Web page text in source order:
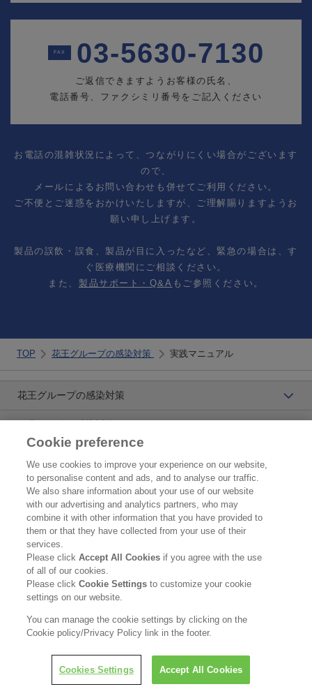
FAX 03-5630-7130
ご返信できますようお客様の 氏名、
電話番号、ファクシミリ番号をご記入ください
お電話の混雑状況によって、つながりにくい場合がございます
ので、
メールによるお問い合わせも併せてご利用ください。
ご不便とご迷惑をおかけいたしますが、ご理解賜りますようお
願い申し上げます。
製品の誤飲・誤食、製品が目に入ったなど、緊急の場合は、す
ぐ医療機関にご相談ください。
また、 製品サポート・Q&A もご参照ください。
TOP 花王グループの感染対策 実践マニュアル
花王グループの感染対策
トップ
企業概要・沿革
製品カタログ
個人情報保護方針
ソーシャルメディアポリシー
Cookie preference
We use cookies to improve your experience on our website,
to personalise content and ads, and to analyse our traffic.
We also share information about your use of our website
with our advertising and analytics partners, who may
combine it with other information that you have provided to
them or that they have collected from your use of their
services.
Please clickAccept All Cookies if you agree with the use
of all of our cookies.
Please clickCookie Settingsto customize your cookie
settings on our website.
You can manage the cookie settings by clicking on the
Cookie policy/Privacy Policy link in the footer.
Cookies Settings Accept All Cookies